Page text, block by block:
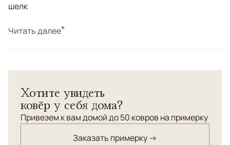
шелк
узелковая плотность.
Читать далее
Хотите увидеть
ковёр у себя дома?
Привезем к вам домой до 50 ковров на примерку
Заказать примерку →